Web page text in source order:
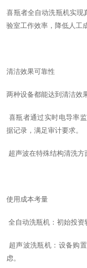
喜瓶者全自动洗瓶机实现
验室工作效率，降低人工
清洁效果可靠性
两种设备都能达到清洁效
喜瓶者通过实时电导率
据记录，满足审计要求。
超声波在特殊结构清洗方
使用成本考量
全自动洗瓶机：初始投
超声波洗瓶机：设备购
虑。